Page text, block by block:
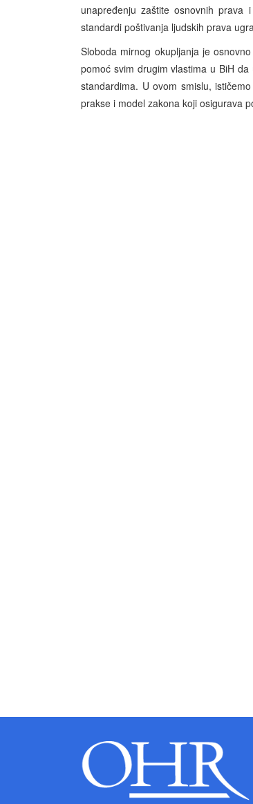
unapređenju zaštite osnovnih
standardi poštivanja ljudskih prava
Sloboda mirnog okupljanja je
pomoć svim drugim vlastima u BiH
standardima. U ovom smislu,
prakse i model zakona koji osigurava